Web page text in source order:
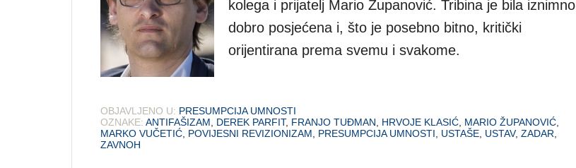
kolega i prijatelj Mario Županović. Tribina je bila iznimno
dobro posjećena i, što je posebno bitno, kritički
orijentirana prema svemu i svakome.
OBJAVLJENO U: PRESUMPCIJA UMNOSTI
OZNAKE: ANTIFAŠIZAM DEREK PARFIT, FRANJO TUĐMAN HRVOJE KLASIĆ MARIO ŽUPANOVIĆ
MARKO VUČETIĆ POVIJESNI REVIZIONIZAM PRESUMPCIJA UMNOSTI USTAŠE USTAV, ZADAR
ZAVNOH